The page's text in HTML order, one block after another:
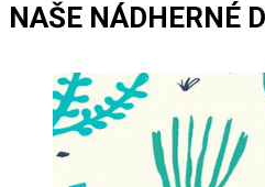
NAŠE NÁDHERNÉ